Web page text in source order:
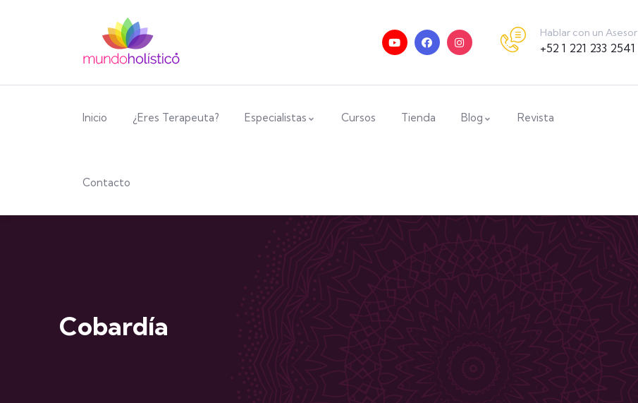
Hablar con un Asesor
+52 1 221 233 2541
Inicio ¿Eres Terapeuta? Especialistas Cursos Tienda Blog Revista
Contacto
Cobardía